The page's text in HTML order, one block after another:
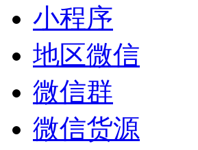
小程序
地区微信
微信群
微信货源